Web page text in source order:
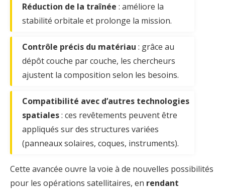
Réduction de la traînée : améliore la
stabilité orbitale et prolonge la mission.
Contrôle précis du matériau : grâce au
dépôt couche par couche, les chercheurs
ajustent la composition selon les besoins.
Compatibilité avec d’autres technologies
spatiales: ces revêtements peuvent être
appliqués sur des structures variées
(panneaux solaires, coques, instruments).
Cette avancée ouvre la voie à de nouvelles possibilités
pour les opérations satellitaires, en rendant